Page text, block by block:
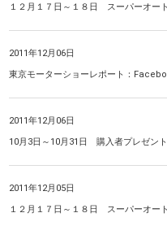
１２月１７日～１８日 スーパーオー
2011年12月06日
東京モーターショーレポート：
2011年12月06日
10月3日～10月31日 購入者プレゼン
2011年12月05日
１２月１７日～１８日 スーパーオー